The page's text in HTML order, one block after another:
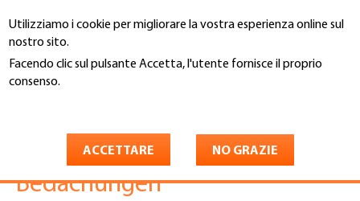
Utilizziamo i cookie per migliorare la vostra esperienza online sul
nostro sito.
Facendo clic sul pulsante Accetta, l'utente fornisce il proprio
consenso.
ACCETTARE NO GRAZIE
al
contenuto
principale
You
Bauspenglerei und
Bedachungen